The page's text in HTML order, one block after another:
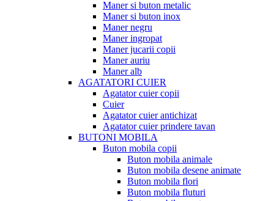
Maner si buton metalic
Maner si buton inox
Maner negru
Maner ingropat
Maner jucarii copii
Maner auriu
Maner alb
AGATATORI CUIER
Agatator cuier copii
Cuier
Agatator cuier antichizat
Agatator cuier prindere tavan
BUTONI MOBILA
Buton mobila copii
Buton mobila animale
Buton mobila desene animate
Buton mobila flori
Buton mobila fluturi